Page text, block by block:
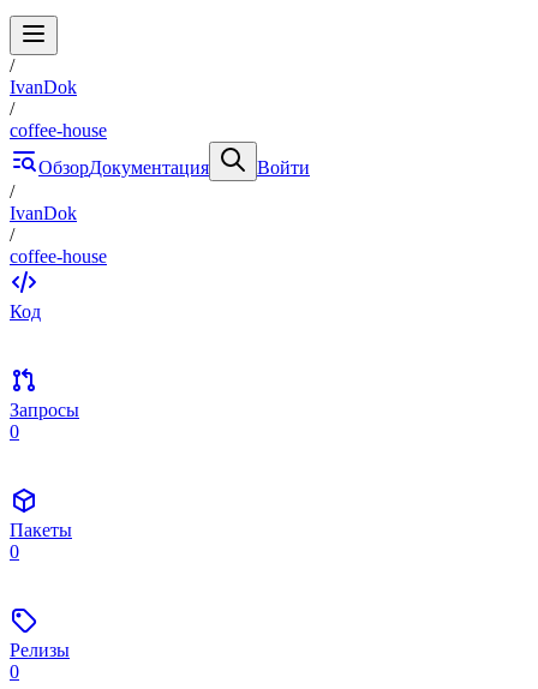
/
IvanDok
/
coffee-house
ОбзорДокументация
Войти
/
IvanDok
/
coffee-house
Код
Запросы
0
Пакеты
0
Релизы
0